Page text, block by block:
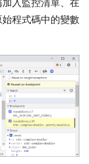
入監控清單、在
程式碼中的變數